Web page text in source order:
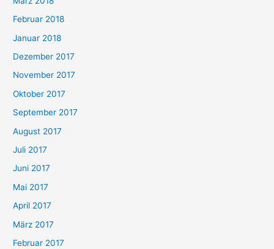
Februar 2018
Januar 2018
Dezember 2017
November 2017
Oktober 2017
September 2017
August 2017
Juli 2017
Juni 2017
Mai 2017
April 2017
März 2017
Februar 2017